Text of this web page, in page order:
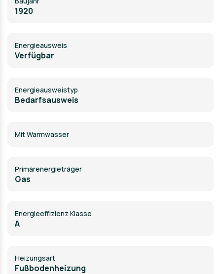
Zusätzliches: Kellerraum für Stauraum, modernes
Wohnumfeld mit gepflegten Gemeinschaftsflächen
1920
Energieausweis
Verfügbar
Energie­ausweistyp
Bedarfsausweis
Mit Warmwasser
Primärenergieträger
Gas
Energieeffizienz Klasse
A
Heizungsart
Fußbodenheizung